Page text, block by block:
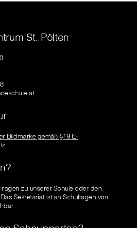
St. Pölten
Bildmarke gemäß §19 E-
zu unserer Schule oder den
Sekretariat ist an Schultagen von